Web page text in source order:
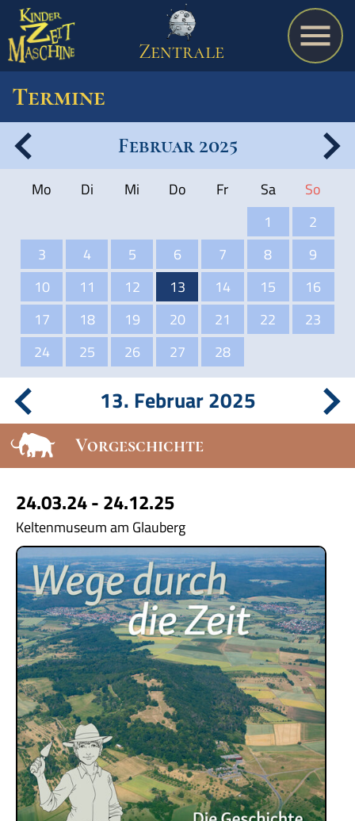
Spiel
Termine
Schulmaterialien
Zentrale
Termine
Februar 2025
Mo Di Mi Do Fr Sa
So
1
2
3
4 5 6 7 8
9
10
11 12 13 14 15
16
17
18 19 20 21 22
23
24
25 26 27 28
13. Februar 2025
Vorgeschichte
24.03.24 - 24.12.25
Keltenmuseum am Glauberg